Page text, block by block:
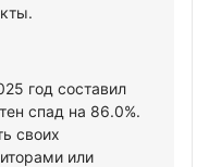
год составил
спад на 86.0%.
своих
или